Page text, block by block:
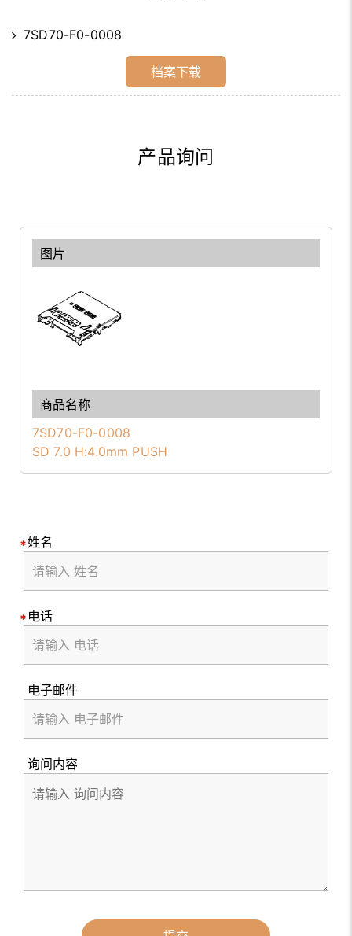
7SD70-F0-0008
档案下载
产品询问
7SD70-F0-0008
SD 7.0 H:4.0mm PUSH
姓名
电话
电子邮件
询问内容